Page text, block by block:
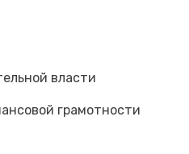
власти
грамотности